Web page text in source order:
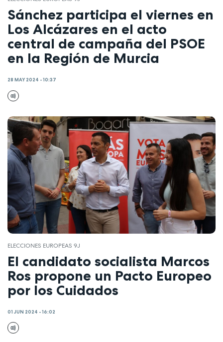
Sánchez participa el viernes en
Los Alcázares en el acto
central de campaña del PSOE
en la Región de Murcia
28 MAY 2024 - 10:37
ELECCIONES EUROPEAS 9J
El candidato socialista Marcos
Ros propone un Pacto Europeo
por los Cuidados
01 JUN 2024 - 16:02